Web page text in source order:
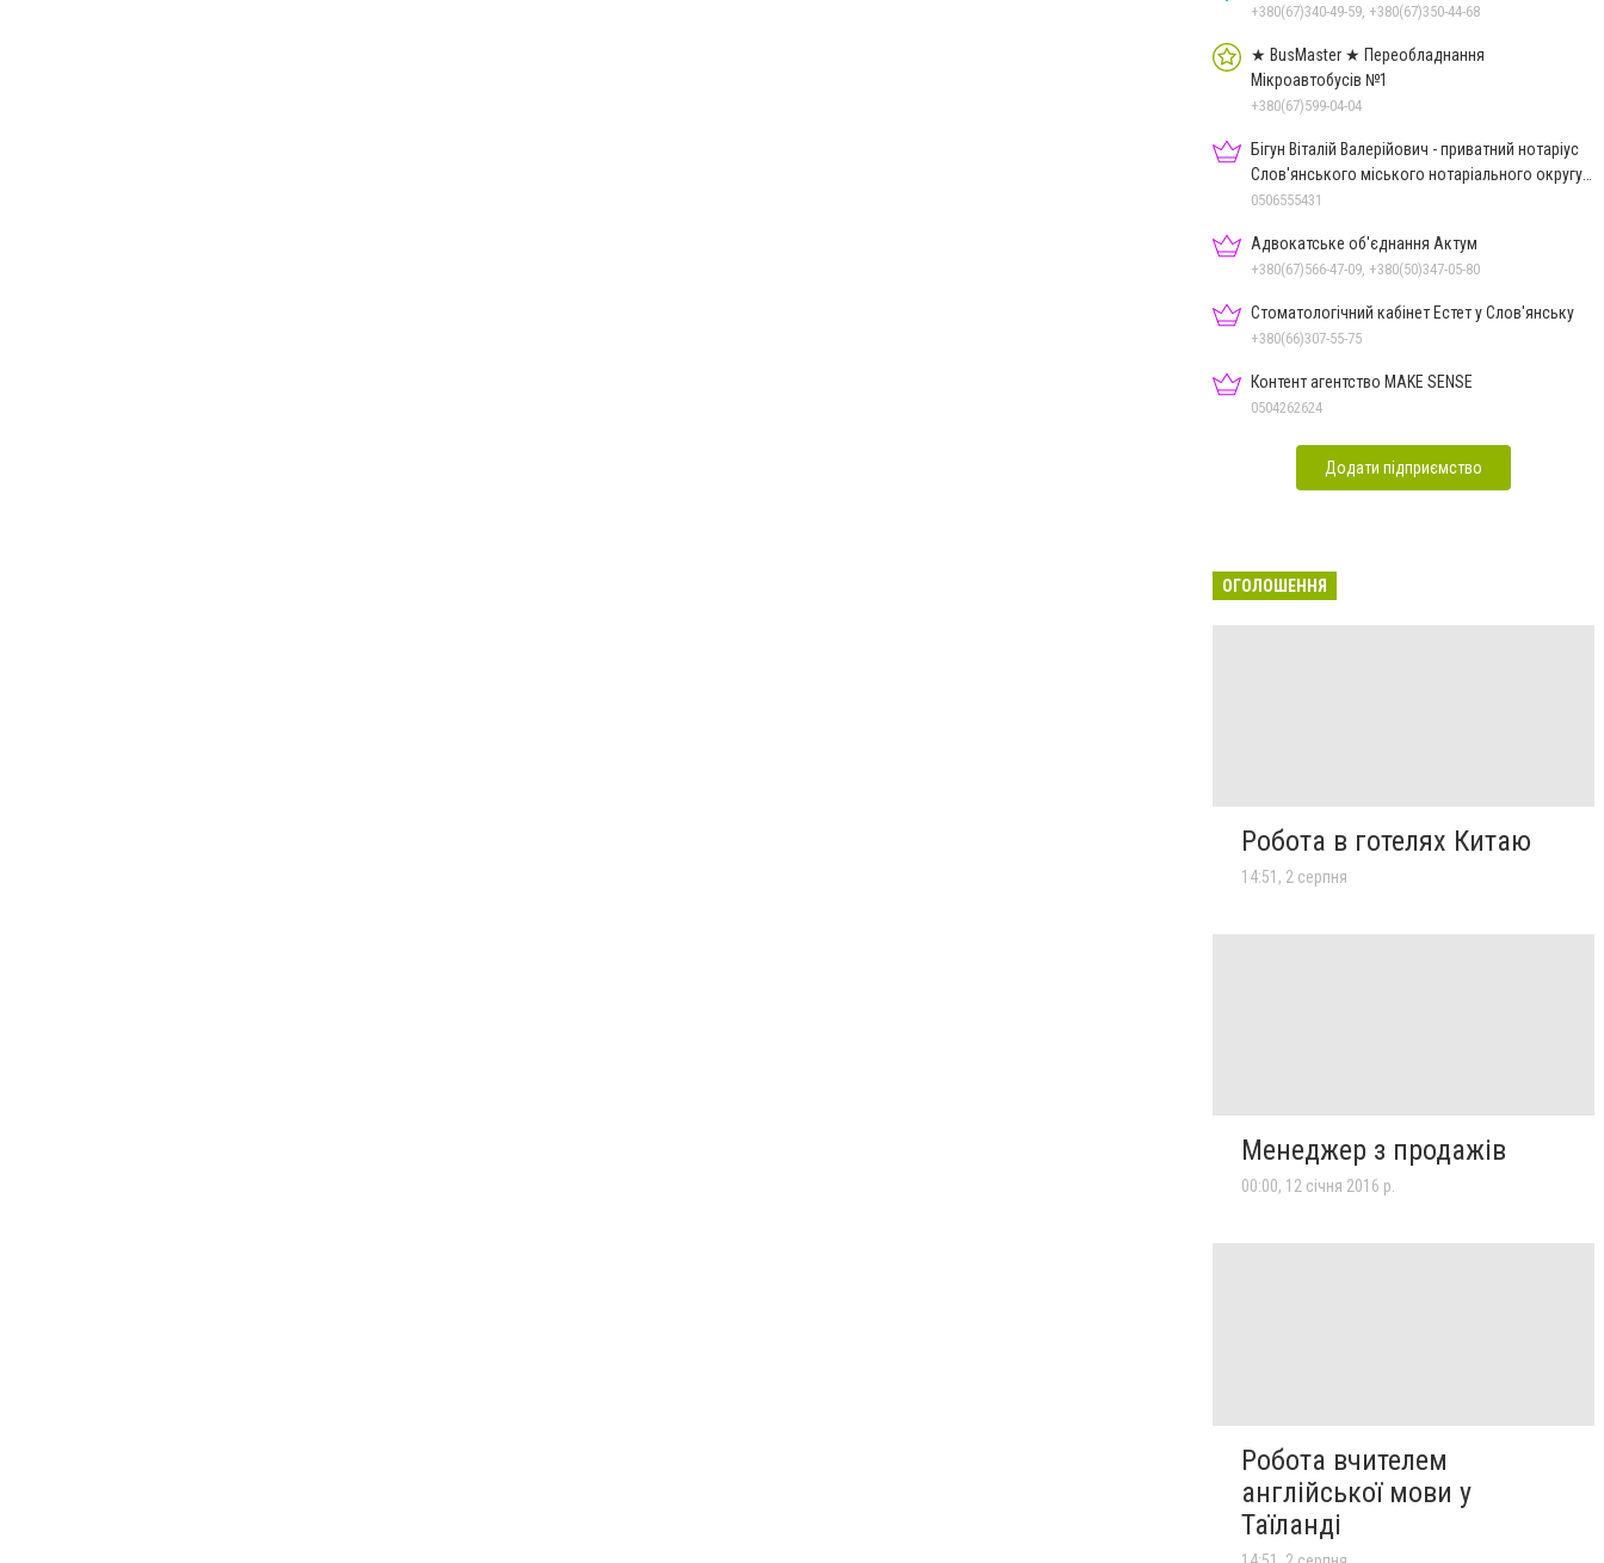
+380(67)340-49-59, +380(67)350-44-68
★ BusMaster ★ Переобладнання
Мікроавтобусів №1
+380(67)599-04-04
Бігун Віталій Валерійович - приватний нотаріус
Слов'янського міського нотаріального округу
Дон.обл.
0506555431
Адвокатське об'єднання Актум
+380(67)566-47-09, +380(50)347-05-80
Стоматологічний кабінет Естет у Слов'янську
+380(66)307-55-75
Контент агентство MAKE SENSE
0504262624
Додати підприємство
ОГОЛОШЕННЯ
Робота в готелях Китаю
14:51, 2 серпня
Менеджер з продажів
00:00, 12 січня 2016 р.
Робота вчителем
англійської мови у
Таїланді